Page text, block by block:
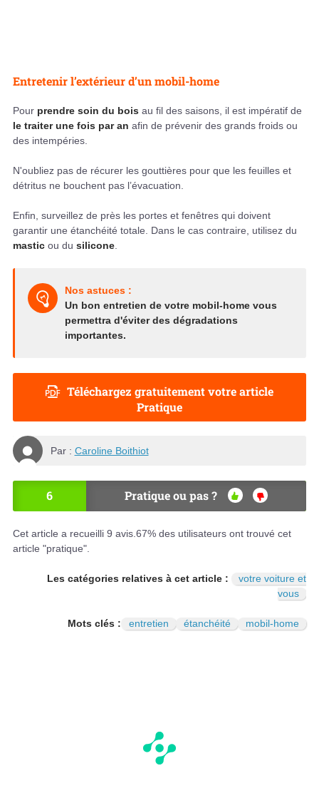
Entretenir l’extérieur d’un mobil-home
Pour prendre soin du bois au fil des saisons, il est impératif de
le traiter une fois par an afin de prévenir des grands froids ou
des intempéries.
N'oubliez pas de récurer les gouttières pour que les feuilles et
détritus ne bouchent pas l’évacuation.
Enfin, surveillez de près les portes et fenêtres qui doivent
garantir une étanchéité totale. Dans le cas contraire, utilisez du
mastic ou du silicone
Nos astuces :
Un bon entretien de votre mobil-home vous
permettra d'éviter des dégradations
importantes.
Téléchargez gratuitement votre article
Pratique
Par : Caroline Boithiot
6 Pratique ou pas ?
OU
NO
N
Cet article a recueilli 9 avis. 67% des utilisateurs ont trouvé cet
article "pratique".
Les catégories relatives à cet article :
votre voiture et
vous
Mots clés : entretien étanchéité mobil-home